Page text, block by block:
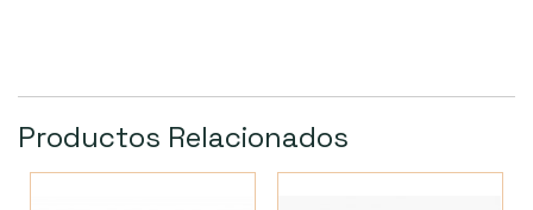
Productos Relacionados